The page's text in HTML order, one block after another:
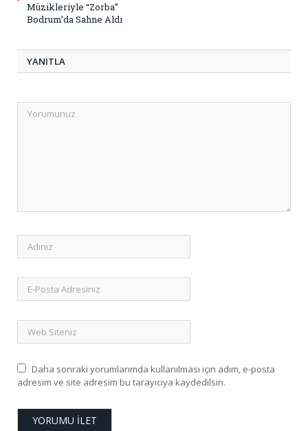
Müzikleriyle “Zorba”
Bodrum’da Sahne Aldı
YANITLA
Daha sonraki yorumlarımda kullanılması için adım, e-posta
adresim ve site adresim bu tarayıcıya kaydedilsin.